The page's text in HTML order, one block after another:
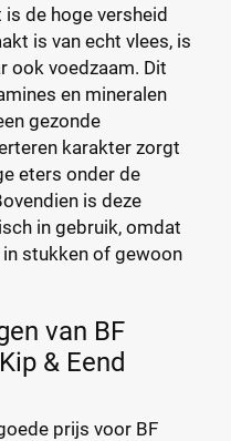
de hoge versheid
is van echt vlees, is
ook voedzaam. Dit
en mineralen
gezonde
karakter zorgt
eters onder de
is deze
in gebruik, omdat
stukken of gewoon
van BF
& Eend
prijs voor BF